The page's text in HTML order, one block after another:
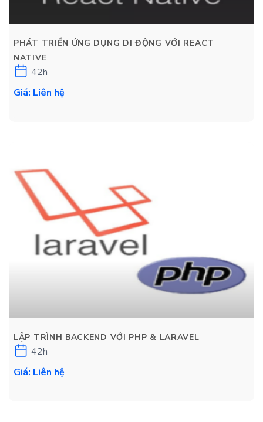
PHÁT TRIỂN ỨNG DỤNG DI ĐỘNG VỚI REACT
NATIVE
42h
Giá: Liên hệ
LẬP TRÌNH BACKEND VỚI PHP & LARAVEL
42h
Giá: Liên hệ